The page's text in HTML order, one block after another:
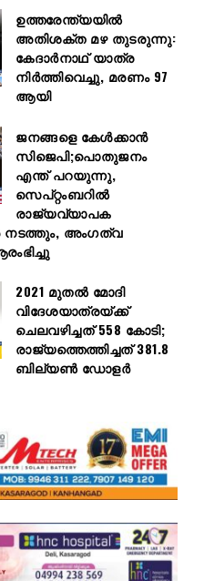
ഉത്തരേന്ത്യയിൽ
അതിശക്ത മഴ തുടരുന്നു:
കേദാർനാഥ് യാത്ര
നിർത്തിവെച്ചു, മരണം 97
ആയി
ജനങ്ങളെ കേൾക്കാൻ
സിജെപി;പൊതുജനം
എന്ത് പറയുന്നു,
സെപ്റ്റംബറിൽ
രാജ്യവ്യാപക
നടത്തും, അംഗത്വ
2021 മുതൽ മോദി
വിദേശയാത്രയ്ക്ക്
ചെലവഴിച്ചത് 558 കോടി;
രാജ്യത്തെത്തിച്ചത് 381.8
ബില്യൺ ഡോളർ